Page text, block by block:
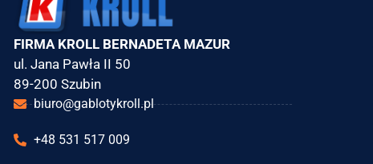
FIRMA KROLL BERNADETA MAZUR
ul. Jana Pawła II 50
89-200 Szubin
biuro@gablotykroll.pl
+48 531 517 009